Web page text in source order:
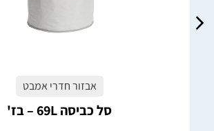
אבזור חדרי אמבט
סל כביסה 69L – בז'